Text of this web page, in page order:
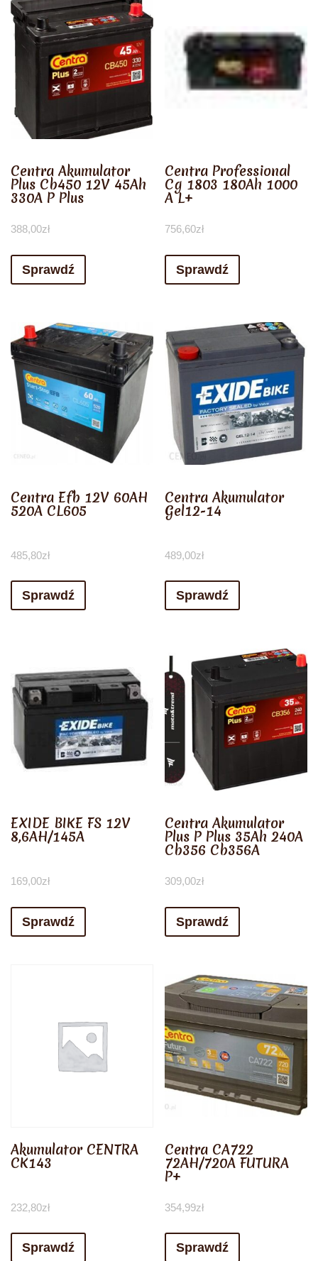
Centra Akumulator
Plus Cb450 12V 45Ah
330A P Plus
388,00zł
Sprawdź
Centra Professional
Cg 1803 180Ah 1000
A L+
756,60zł
Sprawdź
Centra Efb 12V 60AH
520A CL605
485,80zł
Sprawdź
Centra Akumulator
Gel12-14
489,00zł
Sprawdź
EXIDE BIKE FS 12V
8,6AH/145A
169,00zł
Sprawdź
Centra Akumulator
Plus P Plus 35Ah 240A
Cb356 Cb356A
309,00zł
Sprawdź
Akumulator CENTRA
CK143
232,80zł
Sprawdź
Centra CA722
72AH/720A FUTURA
P+
354,99zł
Sprawdź